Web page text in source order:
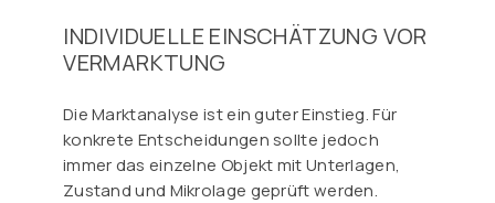
INDIVIDUELLE EINSCHÄTZUNG VOR
VERMARKTUNG
Die Marktanalyse ist ein guter Einstieg. Für
konkrete Entscheidungen sollte jedoch
immer das einzelne Objekt mit Unterlagen,
Zustand und Mikrolage geprüft werden.